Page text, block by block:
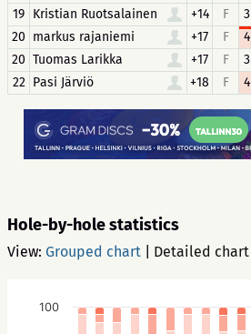
19 Kristian Ruotsalainen +14 F 3
20 markus rajaniemi +17 F 4
20 Tuomas Larikka +17 F 3
22 Pasi Järviö +18 F 4
Hole-by-hole statistics
View: Grouped chart Detailed chart
100